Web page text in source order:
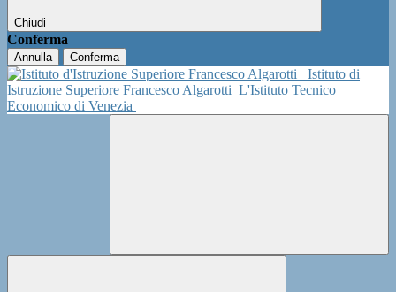
Chiudi
Conferma
Annulla Conferma
Istituto di
Istruzione Superiore Francesco Algarotti L'Istituto Tecnico
Economico di Venezia